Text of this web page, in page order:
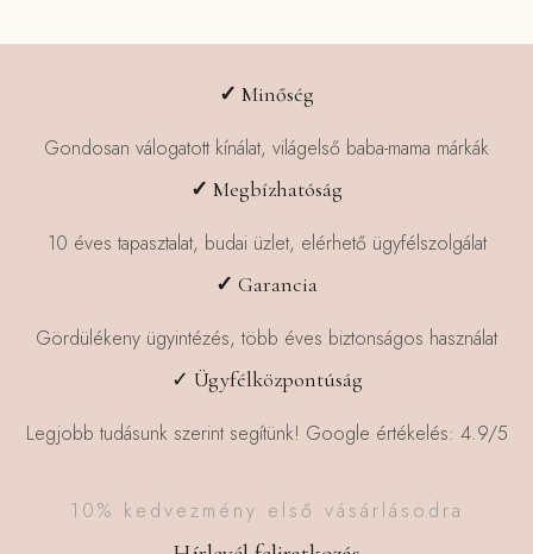
✓ Minőség
Gondosan válogatott kínálat, világelső baba-mama márkák
✓ Megbízhatóság
10 éves tapasztalat, budai üzlet, elérhető ügyfélszolgálat
✓ Garancia
Gördülékeny ügyintézés, több éves biztonságos használat
✓ Ügyfélközpontúság
Legjobb tudásunk szerint segítünk! Google értékelés: 4.9/5
10% kedvezmény első vásárlásodra